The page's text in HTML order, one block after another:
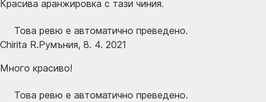
Красива аранжировка с тази чиния.
Това ревю е автоматично преведено.
Chirita R.Румъния, 8. 4. 2021
Много красиво!
Това ревю е автоматично преведено.